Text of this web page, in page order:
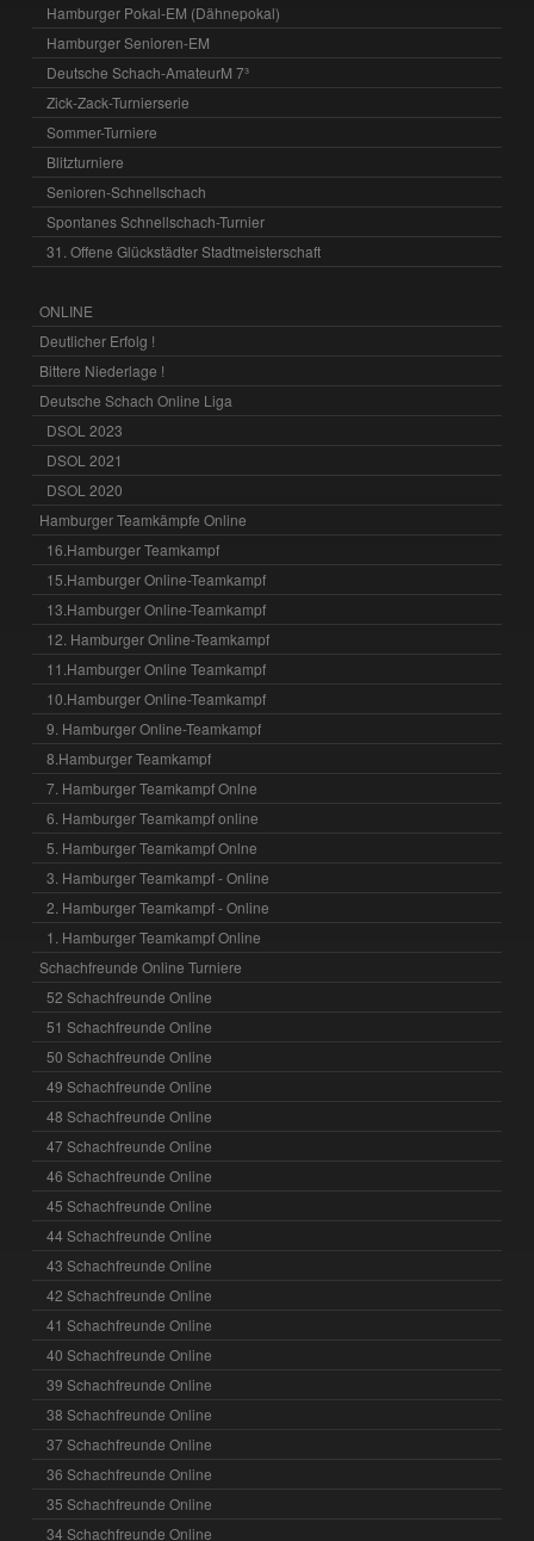
Hamburger Pokal-EM (Dähnepokal)
Hamburger Senioren-EM
Deutsche Schach-AmateurM 7³
Zick-Zack-Turnierserie
Sommer-Turniere
Blitzturniere
Senioren-Schnellschach
Spontanes Schnellschach-Turnier
31. Offene Glückstädter Stadtmeisterschaft
ONLINE
Deutlicher Erfolg !
Bittere Niederlage !
Deutsche Schach Online Liga
DSOL 2023
DSOL 2021
DSOL 2020
Hamburger Teamkämpfe Online
16.Hamburger Teamkampf
15.Hamburger Online-Teamkampf
13.Hamburger Online-Teamkampf
12. Hamburger Online-Teamkampf
11.Hamburger Online Teamkampf
10.Hamburger Online-Teamkampf
9. Hamburger Online-Teamkampf
8.Hamburger Teamkampf
7. Hamburger Teamkampf Onlne
6. Hamburger Teamkampf online
5. Hamburger Teamkampf Onlne
3. Hamburger Teamkampf - Online
2. Hamburger Teamkampf - Online
1. Hamburger Teamkampf Online
Schachfreunde Online Turniere
52 Schachfreunde Online
51 Schachfreunde Online
50 Schachfreunde Online
49 Schachfreunde Online
48 Schachfreunde Online
47 Schachfreunde Online
46 Schachfreunde Online
45 Schachfreunde Online
44 Schachfreunde Online
43 Schachfreunde Online
42 Schachfreunde Online
41 Schachfreunde Online
40 Schachfreunde Online
39 Schachfreunde Online
38 Schachfreunde Online
37 Schachfreunde Online
36 Schachfreunde Online
35 Schachfreunde Online
34 Schachfreunde Online